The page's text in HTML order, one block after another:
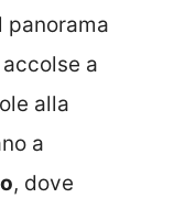
panorama
a
alla
a
, dove